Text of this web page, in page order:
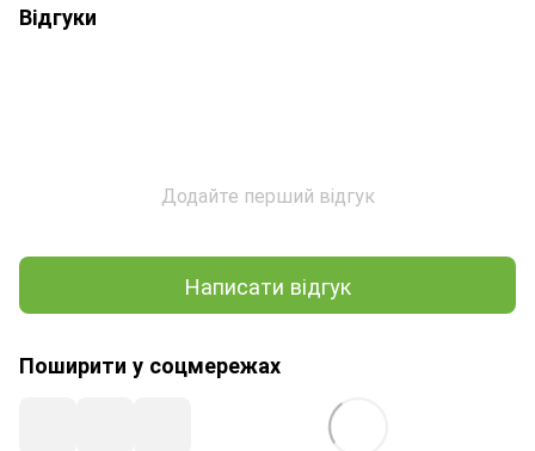
Відгуки
Додайте перший відгук
Написати відгук
Поширити у соцмережах